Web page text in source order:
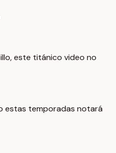
este titánico video no
estas temporadas notará